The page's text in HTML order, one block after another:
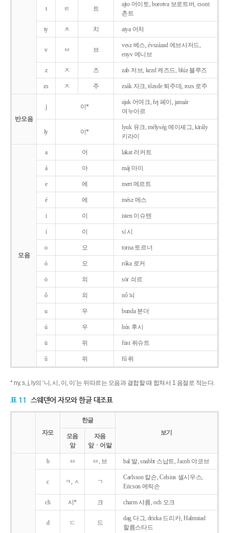
t ㅌ 트
ajto 어이토, borotva 보로트버, csont
촌트
ty ㅊ 치 atya 어처
v ㅂ 브
vesz 베스, évszázad 에브사저드,
enyv 에니브
z ㅈ 즈 zab 저브, kezd 케즈드, blúz 블루즈
zs ㅈ 주 zsák 자크, tőzsde 퇴주데, rozs 로주
반모음
j 이*
ajak 어여크, fej 페이, január
여누아르
ly 이*
lyuk 유크, mélység 메이셰그, király
키라이
모음
a 어 lakat 러커트
á 아 máj 마이
e 에 mert 메르트
é 에 mész 메스
i 이 isten 이슈텐
í 이 sí 시
o 오 torna 토르너
ó 오 róka 로커
ö 외 sör 쇠르
ő 외 nő 뇌
u 우 bunda 분더
ú 우 hús 후시
ü 위 füst 퓌슈트
ű 위 fű 퓌
* ny, s, j, ly의 ‘니, 시, 이, 이’는 뒤따르는 모음과 결합할 때 합쳐서 1 음절로 적는다.
표 11 스웨덴어 자모와 한글 대조표
자모
한글
보기
모음
앞
자음
앞ㆍ어말
b ㅂ ㅂ, 브 bal 발, snabbt 스납트, Jacob 야코브
c ㅋ, ㅅ ㄱ
Carlsson 칼손, Celsius 셀시우스,
Ericson 에릭손
ch 시* 크 charm 샤름, och 오크
d ㄷ 드
dag 다그, dricka 드리카, Halmstad
할름스타드